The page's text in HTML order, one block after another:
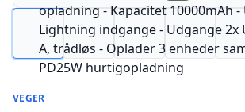
VEGER